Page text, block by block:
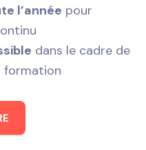
l’année pour
dans le cadre de
formation